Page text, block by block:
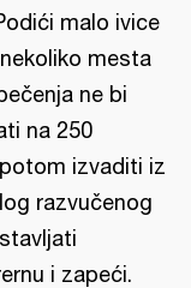
malo ivice
mesta
ne bi
na 250
izvaditi iz
razvučenog
i zapeći.